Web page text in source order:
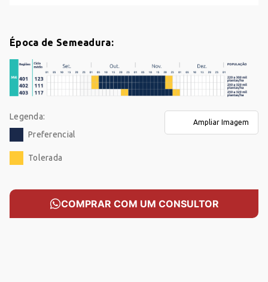
FUNGICIDA
HERBICIDA
SEMENTES
Época de Semeadura:
Legenda:
Preferencial
Tolerada
Ampliar Imagem
COMPRAR COM UM CONSULTOR